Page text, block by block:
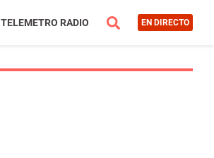
TELEMETRO RADIO EN DIRECTO